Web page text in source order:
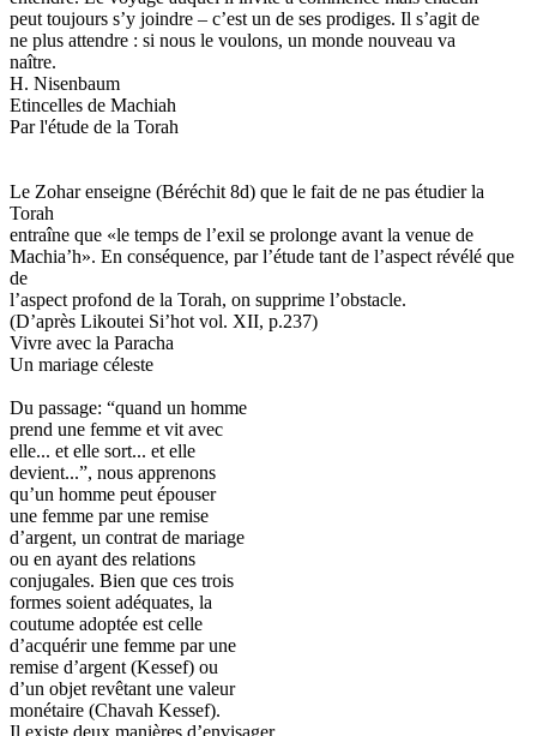
peut toujours s’y joindre – c’est un de ses prodiges. Il s’agit de
ne plus attendre : si nous le voulons, un monde nouveau va
naître.
H. Nisenbaum
Etincelles de Machiah
Par l'étude de la Torah
Le Zohar enseigne (Béréchit 8d) que le fait de ne pas étudier la
Torah
entraîne que «le temps de l’exil se prolonge avant la venue de
Machia’h». En conséquence, par l’étude tant de l’aspect révélé que
de
l’aspect profond de la Torah, on supprime l’obstacle.
(D’après Likoutei Si’hot vol. XII, p.237)
Vivre avec la Paracha
Un mariage céleste
Du passage: “quand un homme
prend une femme et vit avec
elle... et elle sort... et elle
devient...”, nous apprenons
qu’un homme peut épouser
une femme par une remise
d’argent, un contrat de mariage
ou en ayant des relations
conjugales. Bien que ces trois
formes soient adéquates, la
coutume adoptée est celle
d’acquérir une femme par une
remise d’argent (Kessef) ou
d’un objet revêtant une valeur
monétaire (Chavah Kessef).
Il existe deux manières d’envisager